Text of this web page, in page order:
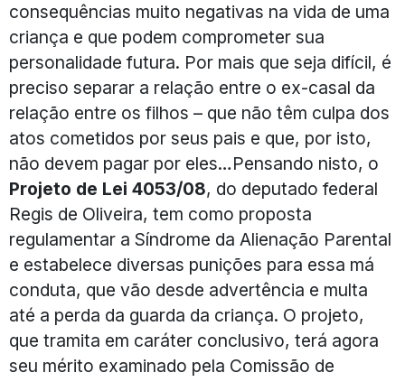
consequências muito negativas na vida de uma
criança e que podem comprometer sua
personalidade futura. Por mais que seja difícil, é
preciso separar a relação entre o ex-casal da
relação entre os filhos – que não têm culpa dos
atos cometidos por seus pais e que, por isto,
não devem pagar por eles…Pensando nisto, o
Projeto de Lei 4053/08, do deputado federal
Regis de Oliveira, tem como proposta
regulamentar a Síndrome da Alienação Parental
e estabelece diversas punições para essa má
conduta, que vão desde advertência e multa
até a perda da guarda da criança. O projeto,
que tramita em caráter conclusivo, terá agora
seu mérito examinado pela Comissão de